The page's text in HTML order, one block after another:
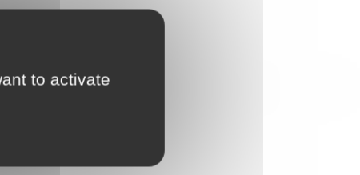
to activate